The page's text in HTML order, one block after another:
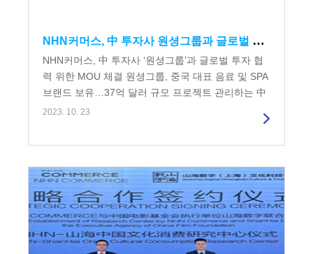
NHN커머스, 中 투자사 원셩그룹과 글로벌 투자 협력 위한 MOU 체결
NHN커머스, 中 투자사 ‘원셩그룹’과 글로벌 투자 협
력 위한 MOU 체결 원셩그룹, 중국 대표 음료 및 SPA
브랜드 보유…37억 달러 규모 프로젝트 관리하는 中
대표 투자사 NHN커머스...
2023. 10. 23